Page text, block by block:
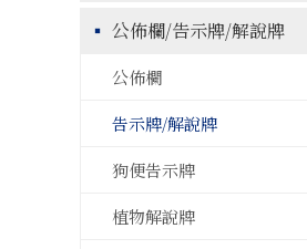
公佈欄/告示牌/解說牌
公佈欄
告示牌/解說牌
狗便告示牌
植物解說牌